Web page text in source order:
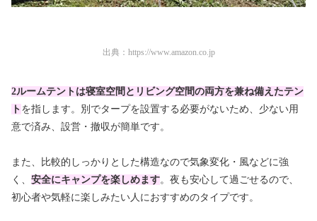
出典： https://www.amazon.co.jp
2ルームテントは寝室空間とリビング空間の両方を兼ね備えたテン
ト を指します。別でタープを設置する必要がないため、少ない用
意で済み、設営・撤収が簡単です。
また、比較的しっかりとした構造なので気象変化・風などに強
く、 安全にキャンプを楽しめます。夜も安心して過ごせるので、
初心者や気軽に楽しみたい人におすすめのタイプです。